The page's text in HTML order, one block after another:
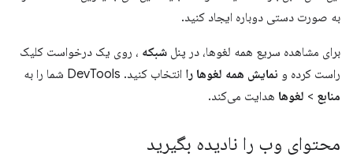
به صورت دستی دوباره ایجاد کنید.
برای مشاهده سریع همه لغوها، در پنل شبکه ، روی یک درخواست کلیک
راست کرده و نمایش همه لغوها را انتخاب کنید. DevTools شما را به
منابع > لغوها هدایت می‌کند.
محتوای وب را نادیده بگیرید